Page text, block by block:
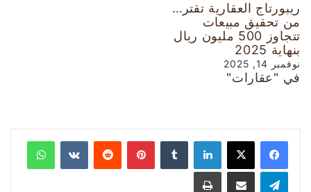
ريبورتاج العقارية تقترب
من تحقيق مبيعات
تتجاوز 500 مليون ريال
بنهاية 2025
نوفمبر 14, 2025
في "عقارات"
لينكدإن بينتيريست